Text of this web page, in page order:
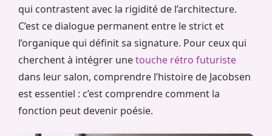
qui contrastent avec la rigidité de l’architecture.
C’est ce dialogue permanent entre le strict et
l’organique qui définit sa signature. Pour ceux qui
cherchent à intégrer unetouche rétro futuriste
dans leur salon, comprendre l’histoire de Jacobsen
est essentiel : c’est comprendre comment la
fonction peut devenir poésie.